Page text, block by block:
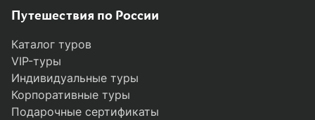
Путешествия по России
Каталог туров
VIP-туры
Индивидуальные туры
Корпоративные туры
Подарочные сертификаты